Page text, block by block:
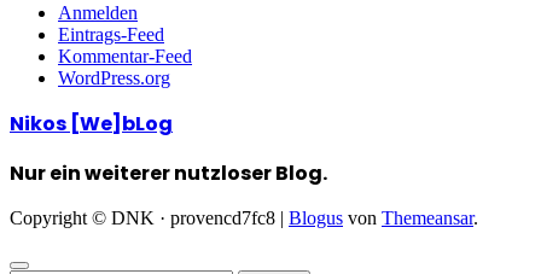
Anmelden
Eintrags-Feed
Kommentar-Feed
WordPress.org
Nikos [We]bLog
Nur ein weiterer nutzloser Blog.
Copyright © DNK · provencd7fc8 | Blogus von Themeansar.